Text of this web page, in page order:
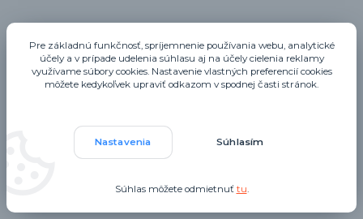
R8 Home 8268 20- dielny otočný stojan na
koreničky
dní
Pre základnú funkčnosť, spríjemnenie používania webu, analytické
účely a v prípade udelenia súhlasu aj na účely cielenia reklamy
využívame súbory cookies. Nastavenie vlastných preferencií cookies
môžete kedykoľvek upraviť odkazom v spodnej časti stránok.
Nastavenia Súhlasím
Súhlas môžete odmietnuť tu.